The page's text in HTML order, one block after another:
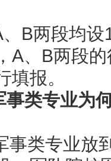
、 B两段均设
A、 B两段
填报。
事类专业为
事类专业放